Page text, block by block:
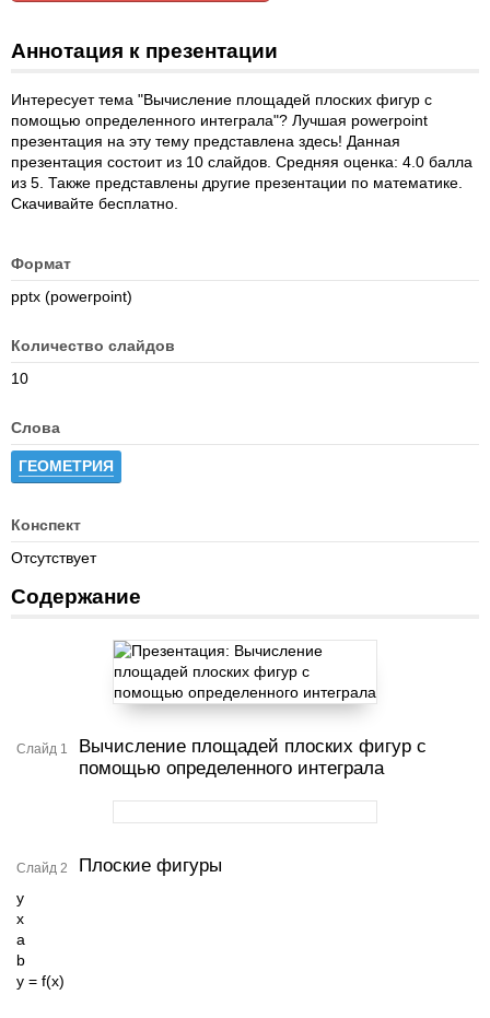
Аннотация к презентации
Интересует тема "Вычисление площадей плоских фигур с
помощью определенного интеграла"? Лучшая powerpoint
презентация на эту тему представлена здесь! Данная
презентация состоит из 10 слайдов. Средняя оценка: 4.0 балла
из 5. Также представлены другие презентации по математике.
Скачивайте бесплатно.
Формат
pptx (powerpoint)
Количество слайдов
10
Слова
ГЕОМЕТРИЯ
Конспект
Отсутствует
Содержание
Слайд 1
Вычисление площадей плоских фигур с
помощью определенного интеграла
Слайд 2 Плоские фигуры
y
x
a
b
y = f(x)